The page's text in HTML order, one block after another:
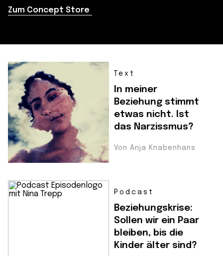
Zum Concept Store
Text
In meiner
Beziehung stimmt
etwas nicht. Ist
das Narzissmus?
Von Anja Knabenhans
Podcast
Beziehungskrise:
Sollen wir ein Paar
bleiben, bis die
Kinder älter sind?